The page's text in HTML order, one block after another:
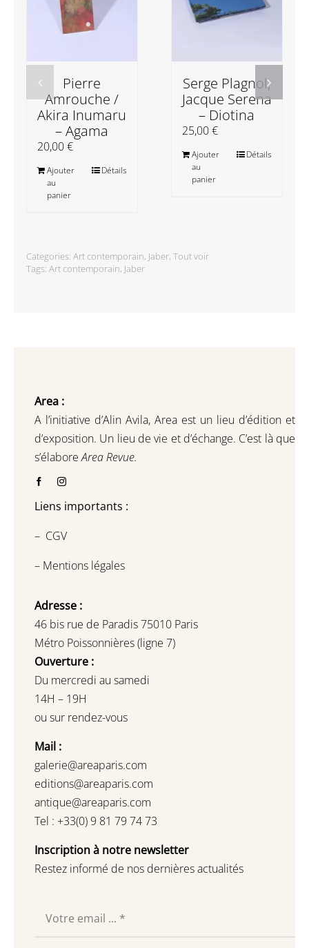
Pierre
Amrouche /
Akira Inumaru
– Agama
20,00€
Ajouter
au
panier
Détails
Serge Plagnol,
Jacque Serena
– Diotina
25,00€
Ajouter
au
panier
Détails
Categories: Art contemporain, Jaber, Tout voir
Tags: Art contemporain, Jaber
Area :
A l’initiative d’Alin Avila, Area est un lieu d’édition et
d’exposition. Un lieu de vie et d’échange. C’est là que
s’élaboreArea Revue.
Liens importants :
– CGV
– Mentions légales
Adresse :
46 bis rue de Paradis 75010 Paris
Métro Poissonnières (ligne 7)
Ouverture :
Du mercredi au samedi
14H – 19H
ou sur rendez-vous
Mail :
galerie@areaparis.com
editions@areaparis.com
antique@areaparis.com
Tel : +33(0) 9 81 79 74 73
Inscription à notre newsletter
Restez informé de nos dernières actualités